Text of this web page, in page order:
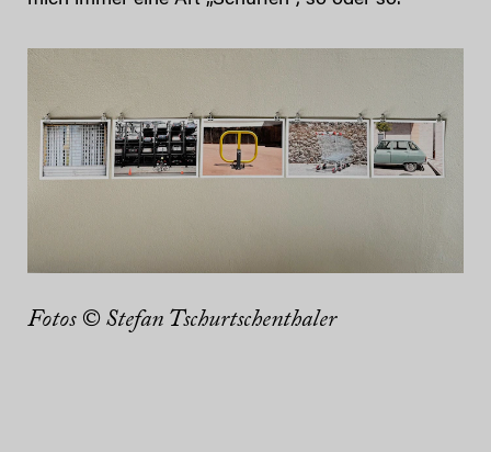
Fotos ©Stefan Tschurtschenthaler